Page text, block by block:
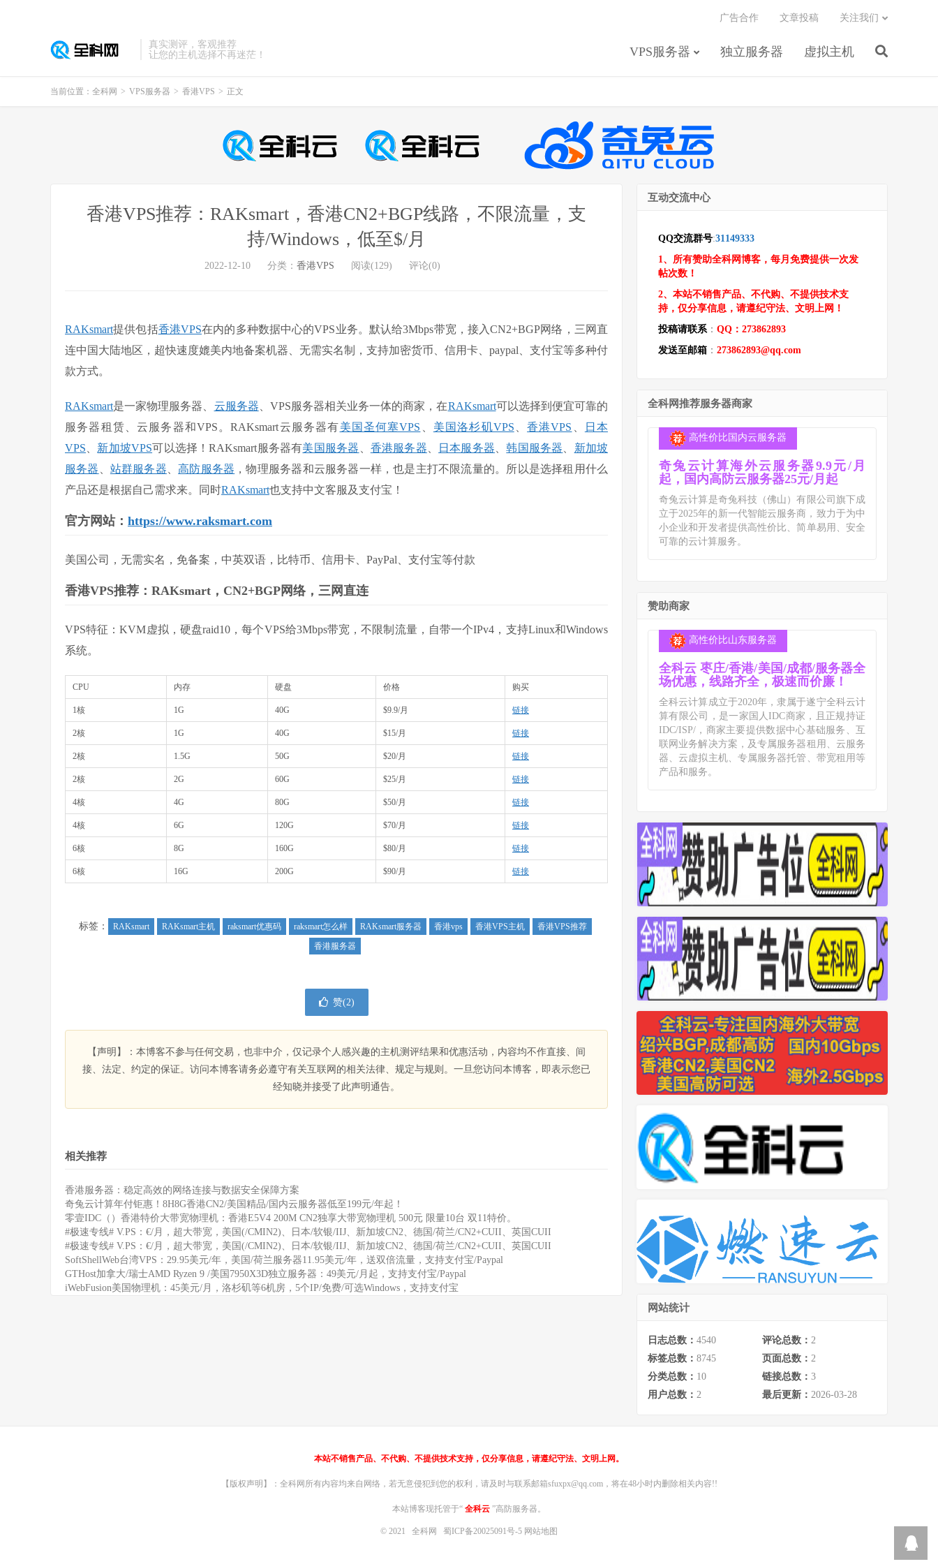
真实测评，客观推荐
让您的主机选择不再迷茫！
VPS服务器 独立服务器 虚拟主机
广告合作 文章投稿 关注我们
当前位置： 全科网 > VPS服务器 > 香港VPS > 正文
香港VPS推荐：RAKsmart，香港CN2+BGP线路，不限流量，支
持/Windows，低至$/月
2022-12-10 分类： 香港VPS 阅读(129) 评论(0)
RAKsmart提供包括香港VPS在内的多种数据中心的VPS业务。默认给3Mbps带宽，接入CN2+BGP网络，三网直
连中国大陆地区，超快速度媲美内地备案机器、无需实名制，支持加密货币、信用卡、paypal、支付宝等多种付
款方式。
RAKsmart是一家物理服务器、 云服务器 、VPS服务器相关业务一体的商家，在RAKsmart可以选择到便宜可靠的
服务器租赁、云服务器和VPS。RAKsmart云服务器有美国圣何塞VPS 美国洛杉矶VPS 、香港VPS
日本
VPS
新加坡VPS可以选择！RAKsmart服务器有美国服务器 香港服务器 日本服务器 、韩国服务器
新加坡
服务器
站群服务器 、高防服务器 ，物理服务器和云服务器一样，也是主打不限流量的。所以是选择租用什么
产品还是根据自己需求来。同时RAKsmart也支持中文客服及支付宝！
官方网站： https://www.raksmart.com
美国公司，无需实名，免备案，中英双语，比特币、信用卡、PayPal、支付宝等付款
香港VPS推荐：RAKsmart，CN2+BGP网络，三网直连
VPS特征：KVM虚拟，硬盘raid10，每个VPS给3Mbps带宽，不限制流量，自带一个IPv4，支持Linux和Windows
系统。
CPU 内存 硬盘 价格 购买
1核 1G 40G $9.9/月 链接
2核 1G 40G $15/月 链接
2核 1.5G 50G $20/月 链接
2核 2G 60G $25/月 链接
4核 4G 80G $50/月 链接
4核 6G 120G $70/月 链接
6核 8G 160G $80/月 链接
6核 16G 200G $90/月 链接
标签： RAKsmart RAKsmart主机 raksmart优惠码 raksmart怎么样 RAKsmart服务器 香港vps 香港VPS主机
香港VPS推荐
香港服务器
赞(2)
【声明】：本博客不参与任何交易，也非中介，仅记录个人感兴趣的主机测评结果和优惠活动，内容均不作直接、间
接、法定、约定的保证。访问本博客请务必遵守有关互联网的相关法律、规定与规则。一旦您访问本博客，即表示您已
经知晓并接受了此声明通告。
相关推荐
香港服务器：稳定高效的网络连接与数据安全保障方案
奇兔云计算年付钜惠！8H8G香港CN2/美国精品/国内云服务器低至199元/年起！
零壹IDC（）香港特价大带宽物理机：香港E5V4 200M CN2独享大带宽物理机 500元 限量10台 双11特价。
#极速专线# V.PS：€/月，超大带宽，美国(/CMIN2)、日本/软银/IIJ、新加坡CN2、德国/荷兰/CN2+CUII、英国CUII
#极速专线# V.PS：€/月，超大带宽，美国(/CMIN2)、日本/软银/IIJ、新加坡CN2、德国/荷兰/CN2+CUII、英国CUII
SoftShellWeb台湾VPS：29.95美元/年，美国/荷兰服务器11.95美元/年，送双倍流量，支持支付宝/Paypal
GTHost加拿大/瑞士AMD Ryzen 9 /美国7950X3D独立服务器：49美元/月起，支持支付宝/Paypal
iWebFusion美国物理机：45美元/月，洛杉矶等6机房，5个IP/免费/可选Windows，支持支付宝
互动交流中心
QQ交流群号:31149333
1、所有赞助全科网博客，每月免费提供一次发
帖次数！
2、本站不销售产品、不代购、不提供技术支
持，仅分享信息，请遵纪守法、文明上网！
投稿请联系： QQ：273862893
发送至邮箱 ： 273862893@qq.com
全科网推荐服务器商家
高性价比国内云服务器
奇兔云计算海外云服务器9.9元/月
起，国内高防云服务器25元/月起
奇兔云计算是奇兔科技（佛山）有限公司旗下成
立于2025年的新一代智能云服务商，致力于为中
小企业和开发者提供高性价比、简单易用、安全
可靠的云计算服务。
赞助商家
高性价比山东服务器
全科云 枣庄/香港/美国/成都/服务器全
场优惠，线路齐全，极速而价廉！
全科云计算成立于2020年，隶属于遂宁全科云计
算有限公司，是一家国人IDC商家，且正规持证
IDC/ISP/，商家主要提供数据中心基础服务、互
联网业务解决方案，及专属服务器租用、云服务
器、云虚拟主机、专属服务器托管、带宽租用等
产品和服务。
网站统计
日志总数： 4540 评论总数： 2
标签总数： 8745 页面总数： 2
分类总数： 10 链接总数： 3
用户总数： 2 最后更新： 2026-03-28
本站不销售产品、不代购、不提供技术支持，仅分享信息，请遵纪守法、文明上网。
【版权声明】：全科网所有内容均来自网络，若无意侵犯到您的权利，请及时与联系邮箱sfuxpx@qq.com，将在48小时内删除相关内容!!
本站博客现托管于“ 全科云 ”高防服务器。
© 2021 全科网 蜀ICP备20025091号-5 网站地图